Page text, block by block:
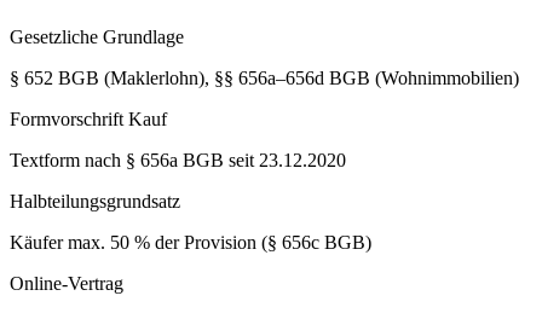
Gesetzliche Grundlage
§ 652 BGB (Maklerlohn), §§ 656a–656d BGB (Wohnimmobilien)
Formvorschrift Kauf
Textform nach § 656a BGB seit 23.12.2020
Halbteilungsgrundsatz
Käufer max. 50 % der Provision (§ 656c BGB)
Online-Vertrag